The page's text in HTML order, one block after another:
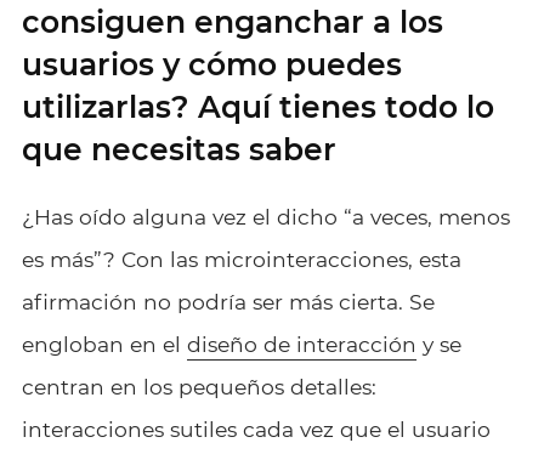
consiguen enganchar a los
usuarios y cómo puedes
utilizarlas? Aquí tienes todo lo
que necesitas saber
¿Has oído alguna vez el dicho “a veces, menos
es más”? Con las microinteracciones, esta
afirmación no podría ser más cierta. Se
engloban en el diseño de interacción y se
centran en los pequeños detalles:
interacciones sutiles cada vez que el usuario